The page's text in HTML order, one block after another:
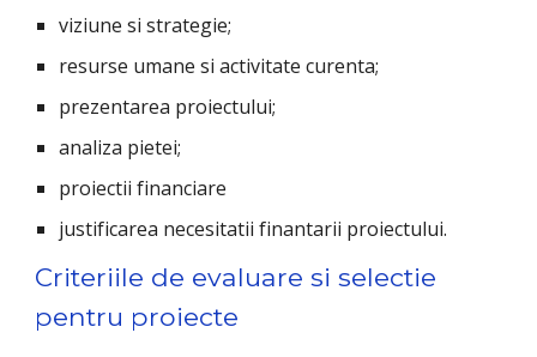
viziune si strategie;
resurse umane si activitate curenta;
prezentarea proiectului;
analiza pietei;
proiectii financiare
justificarea necesitatii finantarii proiectului.
Criteriile de evaluare si selectie
pentru proiecte